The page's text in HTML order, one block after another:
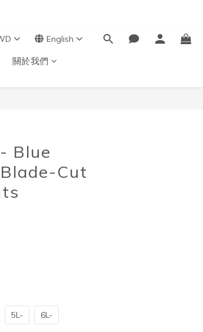
English
關於我們
Blue
Cut
5L- 6L-